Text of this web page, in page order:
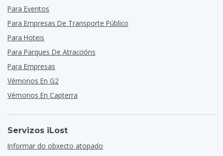
Para Eventos
Para Empresas De Transporte Público
Para Hoteis
Para Parques De Atraccións
Para Empresas
Vémonos En G2
Vémonos En Capterra
Servizos iLost
Informar do obxecto atopado